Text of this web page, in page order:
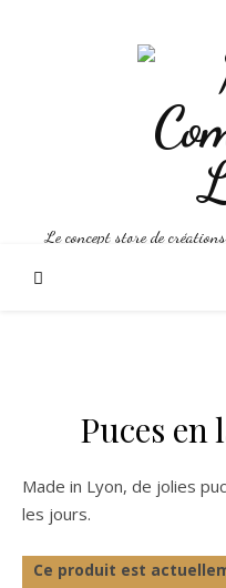
Le concept store de
Puces
Made in Lyon, de jolies
les jours.
Ce produit est